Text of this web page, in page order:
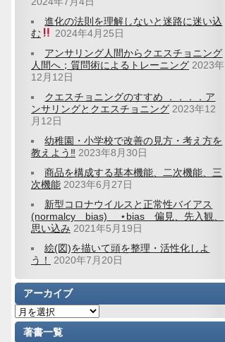
進化の法則を理解しないと迷路に迷い込
む
2024年4月25日
アンサリング人間からクエスチョニング
人間へ；質問術によるトレーニング 2023年
12月12日
クエスチョニングのすすめ ．．．．ア
ンサリングとクエスチョニング 2023年12
月12日
幼稚園・小学校で改善の見方・考え方を
教えよう‼ 2023年8月30日
商品を構成する基本機能、二次機能、三
次機能 2023年6月27日
新型コロナウイルスと正常性バイアス
(normalcy bias) ⋆bias 偏見、先入観、
思い込み 2021年5月19日
絵(図)を描いて頭を整理・活性化しよ
う！
2020年7月20日
アーカイブ
著書一覧